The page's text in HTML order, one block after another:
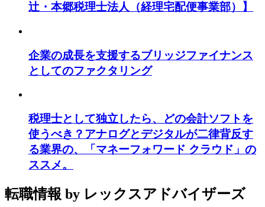
辻・本郷税理士法人（経理宅配便事業部）】
企業の成長を支援するブリッジファイナンス
としてのファクタリング
税理士として独立したら、どの会計ソフトを
使うべき？アナログとデジタルが二律背反す
る業界の、「マネーフォワード クラウド」の
ススメ。
転職情報 by レックスアドバイザーズ